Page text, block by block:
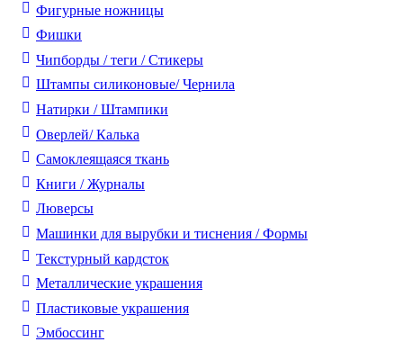
Фигурные ножницы
Фишки
Чипборды / теги / Стикеры
Штампы силиконовые/ Чернила
Натирки / Штампики
Оверлей/ Калька
Самоклеящаяся ткань
Книги / Журналы
Люверсы
Машинки для вырубки и тиснения / Формы
Текстурный кардсток
Металлические украшения
Пластиковые украшения
Эмбоссинг